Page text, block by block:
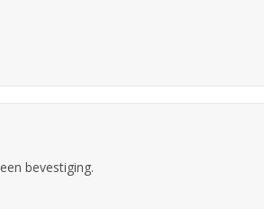
bevestiging.